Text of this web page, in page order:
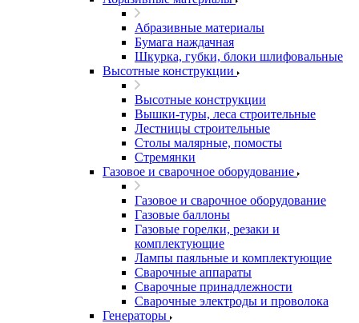
Абразивные материалы
Бумага наждачная
Шкурка, губки, блоки шлифовальные
Высотные конструкции
Высотные конструкции
Вышки-туры, леса строительные
Лестницы строительные
Столы малярные, помосты
Стремянки
Газовое и сварочное оборудование
Газовое и сварочное оборудование
Газовые баллоны
Газовые горелки, резаки и
комплектующие
Лампы паяльные и комплектующие
Сварочные аппараты
Сварочные принадлежности
Сварочные электроды и проволока
Генераторы